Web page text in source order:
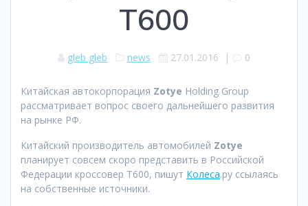
T600
gleb gleb news 27.01.2016 | 0
Китайская автокорпорация Zotye Holding Group
рассматривает вопрос своего дальнейшего развития
на рынке РФ.
Китайский производитель автомобилей Zotye
планирует совсем скоро представить в Российской
Федерации кроссовер Т600, пишут Колеса.ру ссылаясь
на собственные источники.